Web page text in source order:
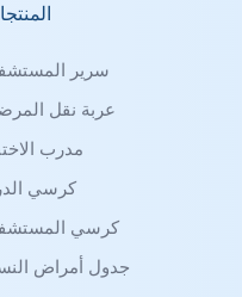
سرير
عربة نقل
مدرب
كرسي
كرسي
جدول أمراض